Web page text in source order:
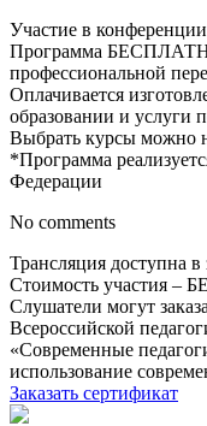
Участие в
Программа
профессиональной
Оплачивается
образовании и услуги
Выбрать курсы можно
*Программа
Федерации
No comments
Трансляция доступна в
Стоимость участия
Слушатели могут
Всероссийской
«Современные
использование
Заказать сертификат